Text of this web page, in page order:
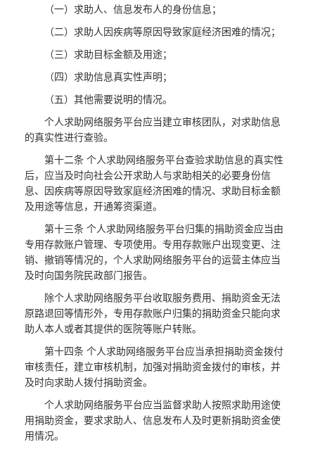
（一）求助人、信息发布人的身份信息；
（二）求助人因疾病等原因导致家庭经济困难的情况；
（三）求助目标金额及用途；
（四）求助信息真实性声明；
（五）其他需要说明的情况。
个人求助网络服务平台应当建立审核团队，对求助信息
的真实性进行查验。
第十二条 个人求助网络服务平台查验求助信息的真实性
后，应当及时向社会公开求助人与求助相关的必要身份信
息、因疾病等原因导致家庭经济困难的情况、求助目标金额
及用途等信息，开通筹资渠道。
第十三条 个人求助网络服务平台归集的捐助资金应当由
专用存款账户管理、专项使用。专用存款账户出现变更、注
销、撤销等情况的，个人求助网络服务平台的运营主体应当
及时向国务院民政部门报告。
除个人求助网络服务平台收取服务费用、捐助资金无法
原路退回等情形外，专用存款账户归集的捐助资金只能向求
助人本人或者其提供的医院等账户转账。
第十四条 个人求助网络服务平台应当承担捐助资金拨付
审核责任，建立审核机制，加强对捐助资金拨付的审核，并
及时向求助人拨付捐助资金。
个人求助网络服务平台应当监督求助人按照求助用途使
用捐助资金，要求求助人、信息发布人及时更新捐助资金使
用情况。